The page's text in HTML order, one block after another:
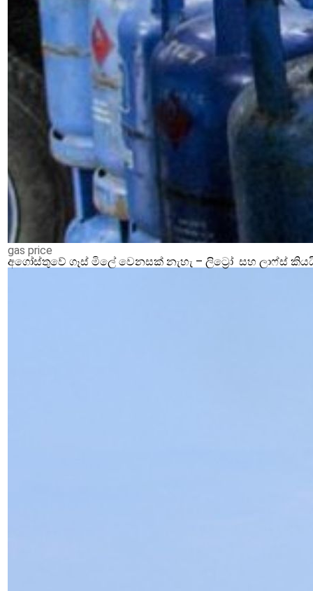
gas price
අගෝස්තුවේ ගෑස් මිලේ වෙනසක් නැහැ – ලිට්‍රෝ සහ ලාෆ්ස්